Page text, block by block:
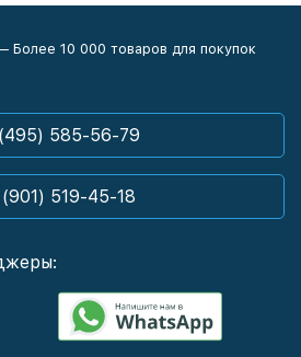
10 000 товаров для покупок
585-56-79
519-45-18